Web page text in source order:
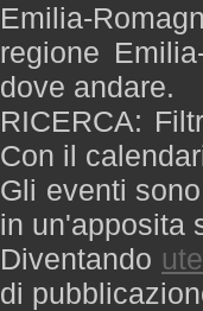
Emilia-
regione
dove andare.
RICERCA:
Con il
Gli eventi
in un'apposita
Diventando
di